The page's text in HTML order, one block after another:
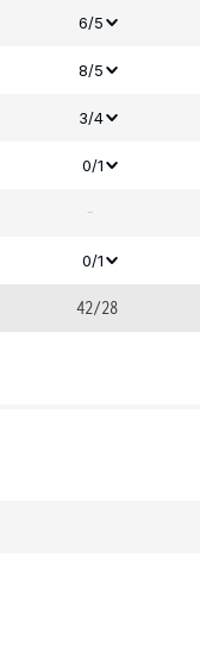
6/5
8/5
3/4
0/1
-
0/1
42/28